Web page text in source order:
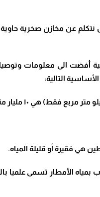
نتكلم عن مخازن صخرية
أفضت الى معلومات
بمياه الأمطار تسمى